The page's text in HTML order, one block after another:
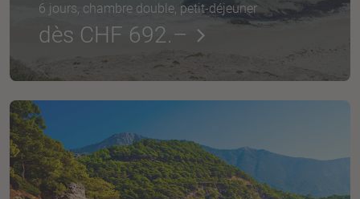
6 jours, chambre double, petit-déjeuner
dès CHF 692.–